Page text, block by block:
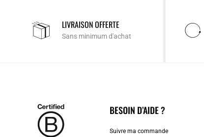
LIVRAISON OFFERTE
Sans minimum d'achat
BESOIN D’AIDE ?
Suivre ma commande